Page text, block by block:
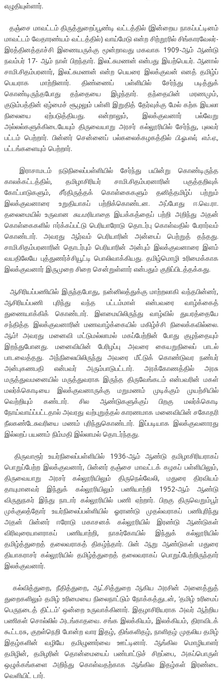
எழுதியுள்ளார்.
தஞ்சை மாவட்டம் திருத்துறைப்பூண்டி வட்டத்தில் (இன்றைய நாகப்பட்டினம்
மாவட்டம் வேதாரண்யம் வட்டத்தில்) வாய்மேடு என்ற சிற்றூரில் சிங்காரவேலர்-
இரத்தினத்தாச்சி இணையருக்கு மூன்றாவது மகவாக 1909-ஆம் ஆண்டு
நவம்பர் 17- ஆம் நாள் பிறந்தார். இலட்சுமணன் என்பது இயற்பெயர். ஆனால்
சாமி.சிதம்பரனார், இலட்சுமணன் என்ற பெயரை இலக்குவன் எனத் தமிழ்ப்
பெயராக மாற்றினார். திண்ணைப் பள்ளியில் சேர்ந்து படித்துக்
கொண்டிருந்தபோது தந்தையை இழந்தார். தந்தையின் மரணமும்,
குடும்பத்தின் ஏழ்மைச் சூழலும் பள்ளி இறுதித் தேர்வுக்கு மேல் கற்க இயலா
நிலையை ஏற்படுத்தியது. என்றாலும், இலக்குவனார் பல்வேறு
அல்லல்களுக்கிடையேயும் திருவையாறு அரசர் கல்லூரியில் சேர்ந்து, புலவர்
பட்டம் பெற்றார். பின்னர் சென்னைப் பல்கலைக்கழகத்தில்பி.ஓ.எல், எம்.ஏ.,
பட்டங்களையும் பெற்றார்.
இராசாமடம் நடுநிலைப்பள்ளியில் சேர்ந்து பயின்று கொண்டிருந்த
காலக்கட்டத்தில், தமிழாசிரியர் சாமி.சிதம்பரனாரின் பகுத்தறிவுக்
கோட்பாடுகளும், சீர்திருத்தக் கொள்கைகளும் தனித்தமிழ்ப் பற்றும்
இலக்குவனாரை உறுதியாகப் பற்றிக்கொண்டன. அப்போது ஈ.வெ.ரா.
தலைமையில் உருவான சுயமரியாதைஇயக்கத்தைப் பற்றி அறிந்து அதன்
கொள்கைகளில் ஈர்க்கப்பட்டு பெரியாரோடு தொடர்பு கொள்வதில் பேரார்வம்
கொண்டார். அவரது ஆர்வம் பெரியாரின் அன்பைப் பெற்றுத் தந்தது.
சாமி.சிதம்பரனாரின் தொடர்பும் பெரியாரின் அன்பும் இலக்குவனாரை இளம்
வயதிலேயே புத்துணர்ச்சியூட்டி பொலிவாக்கியது. தமிழ்மொழி உரிமைக்காக
இலக்குவனார் இருமுறை சிறை சென்றுள்ளார் என்பதும் குறிப்பிடத்தக்கது.
ஆசிரியப்பணியில் இருந்தபோது, நன்னிலத்துக்கு மாற்றலாகி வந்தபின்னர்,
ஆசிரியப்பணி புரிந்து வந்த பட்டம்மாள் என்பவரை வாழ்க்கைத்
துணையாக்கிக் கொண்டார். இளமையிலிருந்து வாழ்வில் துயரத்தையே
சந்தித்த இலக்குவனாரின் மணவாழ்க்கையில் மகிழ்ச்சி நிலைக்கவில்லை.
ஆம்! அவரது மனைவி மட்டுமல்லாமல் மகப்பேற்றின் போது குழந்தையும்
இறந்துபோனது. மனைவியின் பேரிழப்பு அவரை கையறுநிலைப் பாடல்
பாடவைத்தது. அந்நிலையிலிருந்து அவரை மீட்டுக் கொண்டுவர நண்பர்
அன்புகணபதி என்பவர் அரும்பாடுபட்டார். அரக்கோணத்தில் அரசு
மருத்துவமனையில் மருத்துவராக இருந்த திருவேங்கடம் என்பவரின் மகள்
மலர்க்கொடியை இலக்குவனாருக்கு மறுமணம் முடிக்கும் முயற்சியில்
வெற்றியும் கண்டார். சில ஆண்டுகளுக்குப் பிறகு மலர்க்கொடி
நோய்வாய்ப்பட்டதால் அவரது வற்புறுத்தல் காரணமாக மனைவியின் சகோதரி
நீலகண்டேசுவரியை மணம் புரிந்துகொண்டார். இப்படியாக இலக்குவனாரது
இல்லறப் பயணம் நிம்மதி இல்லாமல் தொடர்ந்தது.
திருவாரூர் உயர்நிலைப்பள்ளியில் 1936-ஆம் ஆண்டு தமிழாசிரியராகப்
பொறுப்பேற்ற இலக்குவனார், பின்னர் தஞ்சை மாவட்டக் கழகப் பள்ளியிலும்,
திருவையாறு அரசர் கல்லூரியிலும் திருநெல்வேலி, மதுரை திரவியம்
தாயுமானவர் இந்துக் கல்லூரியிலும் பணியாற்றி 1952-ஆம் ஆண்டு
விருதுநகர் இந்து நாடார் கல்லூரியில் பணி ஏற்றார். பிறகு திருவெறும்பூர்
முக்குலத்தோர் உயர்நிலைப்பள்ளியில் ஓராண்டு முதல்வராகப் பணிபுரிந்து
அதன் பின்னர் ஈரோடு மகாசனக் கல்லூரியில் இரண்டு ஆண்டுகள்
விரிவுரையாளராகப் பணியாற்றி, நாகர்கோயில் இந்துக் கல்லூரியில்
தமிழ்த்துறைத் தலைவராகத் திகழ்ந்தார். பின் ஆறு ஆண்டுகள் மதுரை
தியாகராசர் கல்லூரியில் தமிழ்த்துறைத் தலைவராகப் பொறுப்பேற்றிருந்தார்
இலக்குவனார்.
கல்வித்துறை, நீதித்துறை, ஆட்சித்துறை ஆகிய அரசின் அனைத்துத்
துறைகளிலும் தமிழ் உரிமையை நிலைநாட்டும் நோக்கத்துடன், ‘தமிழ் உரிமைப்
பெருநடைத் திட்டம்’ ஒன்றை உருவாக்கினார். இதழாசிரியராக அவர் ஆற்றிய
பணிகள் சொல்லில் அடங்காதவை. சங்க இலக்கியம், இலக்கியம், திராவிடக்
கூட்டரசு, குறள்நெறி போன்ற வார இதழ், திங்களிதழ், நாளிதழ் முதலிய தமிழ்
இதழ்களின் வழியே தமிழுணர்வை ஊட்டினார். ஆங்கில மொழியாளர்
தமிழின், தமிழரின் தொன்மையைப் பண்பாட்டுச் சிறப்பை, அகப்பொருள்
ஒழுக்கங்களை அறிந்து கொள்வதற்காக ஆங்கில இதழ்கள் இரண்டை
வெளியிட் டார்.